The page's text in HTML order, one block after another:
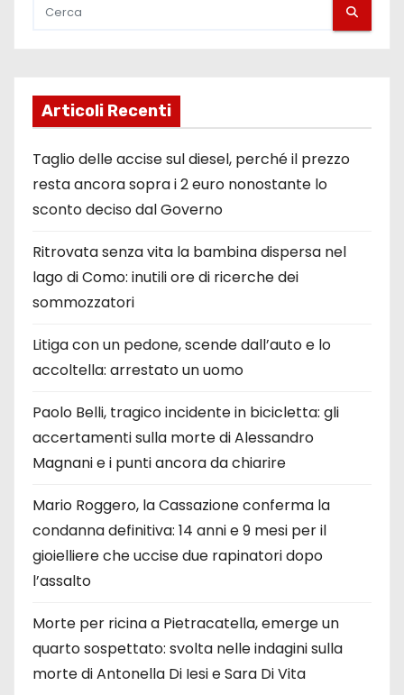
Articoli Recenti
Taglio delle accise sul diesel, perché il prezzo
resta ancora sopra i 2 euro nonostante lo
sconto deciso dal Governo
Ritrovata senza vita la bambina dispersa nel
lago di Como: inutili ore di ricerche dei
sommozzatori
Litiga con un pedone, scende dall’auto e lo
accoltella: arrestato un uomo
Paolo Belli, tragico incidente in bicicletta: gli
accertamenti sulla morte di Alessandro
Magnani e i punti ancora da chiarire
Mario Roggero, la Cassazione conferma la
condanna definitiva: 14 anni e 9 mesi per il
gioielliere che uccise due rapinatori dopo
l’assalto
Morte per ricina a Pietracatella, emerge un
quarto sospettato: svolta nelle indagini sulla
morte di Antonella Di Iesi e Sara Di Vita